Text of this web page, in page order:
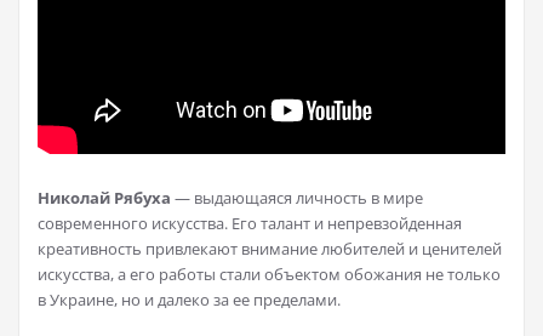
Николай Рябуха — выдающаяся личность в мире
современного искусства. Его талант и непревзойденная
креативность привлекают внимание любителей и ценителей
искусства, а его работы стали объектом обожания не только
в Украине, но и далеко за ее пределами.